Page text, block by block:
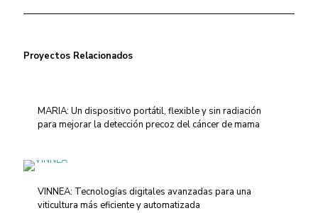
Proyectos Relacionados
MARIA: Un dispositivo portátil, flexible y sin radiación
para mejorar la detección precoz del cáncer de mama
VINNEA: Tecnologías digitales avanzadas para una
viticultura más eficiente y automatizada